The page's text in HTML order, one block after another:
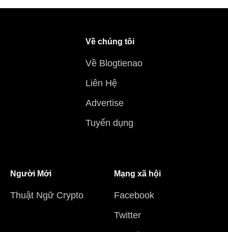
Về chúng tôi
Về Blogtienao
Liên Hệ
Advertise
Tuyển dụng
Người Mới
Thuật Ngữ Crypto
Mạng xã hội
Facebook
Twitter